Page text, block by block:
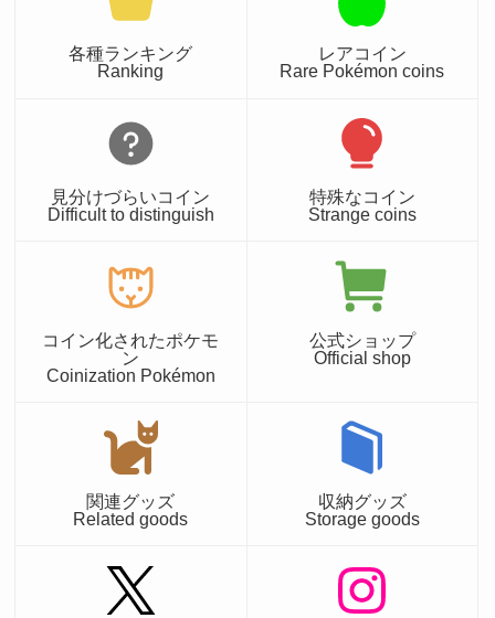
各種ランキング
Ranking
レアコイン
Rare Pokémon coins
見分けづらいコイン
Difficult to distinguish
特殊なコイン
Strange coins
コイン化されたポケモ
ン
Coinization Pokémon
公式ショップ
Official shop
関連グッズ
Related goods
収納グッズ
Storage goods